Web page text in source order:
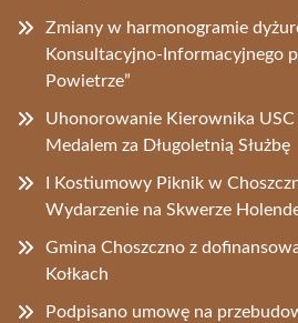
Zmiany w harmonogramie
Konsultacyjno-Informacyjnego
Powietrze”
Uhonorowanie Kierownika USC
Medalem za Długoletnią Służbę
I Kostiumowy Piknik w
Wydarzenie na Skwerze
Gmina Choszczno z
Kołkach
Podpisano umowę na